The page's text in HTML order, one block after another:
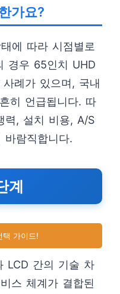
가요?
에 따라 시점별로
경우 65인치 UHD
례가 있으며, 국내
히 언급됩니다. 따
력, 설치 비용, A/S
바람직합니다.
계
택 가이드!
LCD 간의 기술 차
스 체계가 결합된